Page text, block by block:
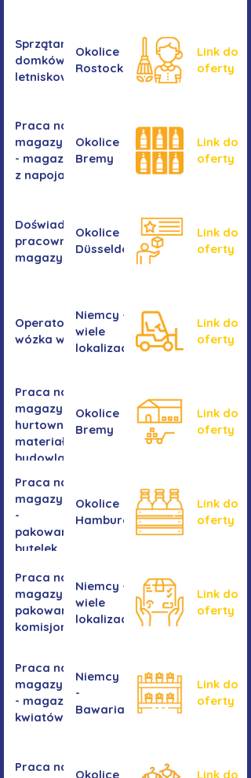
Sprzątanie
domków
letniskowych
Okolice
Rostocku
Link do
oferty
Praca na
magazynie
- magazyn
z napojami
Okolice
Bremy
Link do
oferty
Doświadczony
pracownik/pracownica
magazynu
Okolice
Düsseldorf
Link do
oferty
Operator/operatorka
wózka widłowego
Niemcy -
wiele
lokalizacji
Link do
oferty
Praca na
magazynie -
hurtownia
materiałów
budowlanych
Okolice
Bremy
Link do
oferty
Praca na
magazynie
-
pakowanie
butelek
Okolice
Hamburga
Link do
oferty
Praca na
magazynie /
pakowanie /
komisjonowanie
Niemcy -
wiele
lokalizacji
Link do
oferty
Praca na
magazynie
- magazyn
kwiatów
Niemcy
-
Bawaria
Link do
oferty
Praca na
Okolice
Link do